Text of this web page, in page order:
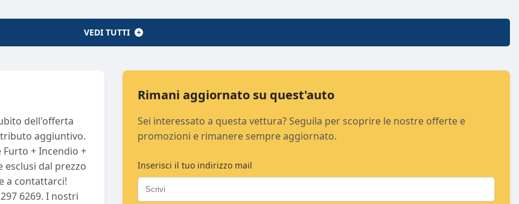
Normativa Ecologica: euro6 Porte: 5
VEDI TUTTI
dell'offerta
aggiuntivo.
Furto + Incendio +
esclusi dal prezzo
a contattarci!
6269. I nostri
Rimani aggiornato su quest'auto
Sei interessato a questa vettura? Seguila per scoprire le nostre offerte e
promozioni e rimanere sempre aggiornato.
Inserisci il tuo indirizzo mail